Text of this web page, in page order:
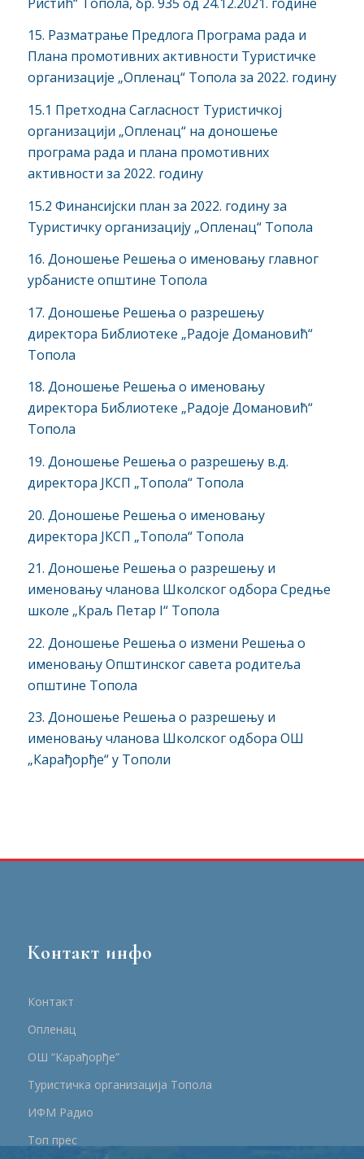
15. Разматрање Предлога Програма рада и
Плана промотивних активности Туристичке
организације „Опленац“ Топола за 2022. годину
15.1 Претходна Сагласност Туристичкој
организацији „Опленац“ на доношење
програма рада и плана промотивних
активности за 2022. годину
15.2 Финансијски план за 2022. годину за
Туристичку организацију „Опленац“ Топола
16. Доношење Решења о именовању главног
урбанисте општине Топола
17. Доношење Решења о разрешењу
директора Библиотеке „Радоје Домановић“
Топола
18. Доношење Решења о именовању
директора Библиотеке „Радоје Домановић“
Топола
19. Доношење Решења о разрешењу в.д.
директора ЈКСП „Топола“ Топола
20. Доношење Решења о именовању
директора ЈКСП „Топола“ Топола
21. Доношење Решења о разрешењу и
именовању чланова Школског одбора Средње
школе „Краљ Петар I“ Топола
22. Доношење Решења о измени Решења о
именовању Општинског савета родитеља
општине Топола
23. Доношење Решења о разрешењу и
именовању чланова Школског одбора ОШ
„Карађорђе“ у Тополи
Контакт инфо
Контакт
Опленац
ОШ “Карађорђе”
Туристичка организација Топола
ИФМ Радио
Топ прес